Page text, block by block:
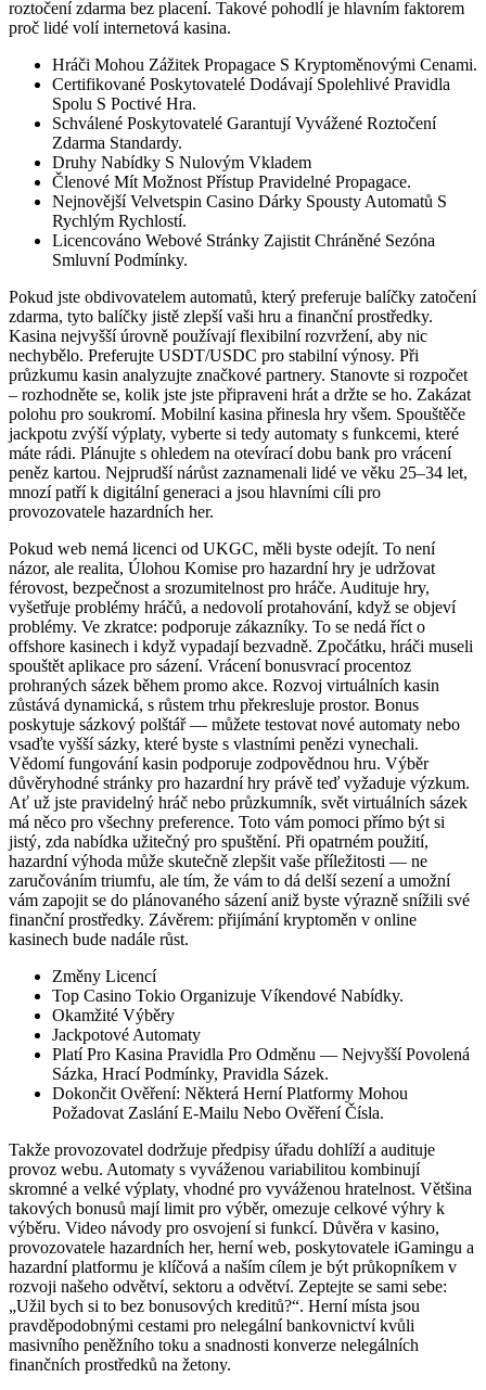
roztočení zdarma bez placení. Takové pohodlí je hlavním faktorem
proč lidé volí internetová kasina.
Hráči Mohou Zážitek Propagace S Kryptoměnovými Cenami.
Certifikované Poskytovatelé Dodávají Spolehlivé Pravidla
Spolu S Poctivé Hra.
Schválené Poskytovatelé Garantují Vyvážené Roztočení
Zdarma Standardy.
Druhy Nabídky S Nulovým Vkladem
Členové Mít Možnost Přístup Pravidelné Propagace.
Nejnovější Velvetspin Casino Dárky Spousty Automatů S
Rychlým Rychlostí.
Licencováno Webové Stránky Zajistit Chráněné Sezóna
Smluvní Podmínky.
Pokud jste obdivovatelem automatů, který preferuje balíčky zatočení
zdarma, tyto balíčky jistě zlepší vaši hru a finanční prostředky.
Kasina nejvyšší úrovně používají flexibilní rozvržení, aby nic
nechybělo. Preferujte USDT/USDC pro stabilní výnosy. Při
průzkumu kasin analyzujte značkové partnery. Stanovte si rozpočet
– rozhodněte se, kolik jste jste připraveni hrát a držte se ho. Zakázat
polohu pro soukromí. Mobilní kasina přinesla hry všem. Spouštěče
jackpotu zvýší výplaty, vyberte si tedy automaty s funkcemi, které
máte rádi. Plánujte s ohledem na otevírací dobu bank pro vrácení
peněz kartou. Nejprudší nárůst zaznamenali lidé ve věku 25–34 let,
mnozí patří k digitální generaci a jsou hlavními cíli pro
provozovatele hazardních her.
Pokud web nemá licenci od UKGC, měli byste odejít. To není
názor, ale realita, Úlohou Komise pro hazardní hry je udržovat
férovost, bezpečnost a srozumitelnost pro hráče. Audituje hry,
vyšetřuje problémy hráčů, a nedovolí protahování, když se objeví
problémy. Ve zkratce: podporuje zákazníky. To se nedá říct o
offshore kasinech i když vypadají bezvadně. Zpočátku, hráči museli
spouštět aplikace pro sázení. Vrácení bonusvrací procentoz
prohraných sázek během promo akce. Rozvoj virtuálních kasin
zůstává dynamická, s růstem trhu překresluje prostor. Bonus
poskytuje sázkový polštář — můžete testovat nové automaty nebo
vsaďte vyšší sázky, které byste s vlastními penězi vynechali.
Vědomí fungování kasin podporuje zodpovědnou hru. Výběr
důvěryhodné stránky pro hazardní hry právě teď vyžaduje výzkum.
Ať už jste pravidelný hráč nebo průzkumník, svět virtuálních sázek
má něco pro všechny preference. Toto vám pomoci přímo být si
jistý, zda nabídka užitečný pro spuštění. Při opatrném použití,
hazardní výhoda může skutečně zlepšit vaše příležitosti — ne
zaručováním triumfu, ale tím, že vám to dá delší sezení a umožní
vám zapojit se do plánovaného sázení aniž byste výrazně snížili své
finanční prostředky. Závěrem: přijímání kryptoměn v online
kasinech bude nadále růst.
Změny Licencí
Top Casino Tokio Organizuje Víkendové Nabídky.
Okamžité Výběry
Jackpotové Automaty
Platí Pro Kasina Pravidla Pro Odměnu — Nejvyšší Povolená
Sázka, Hrací Podmínky, Pravidla Sázek.
Dokončit Ověření: Některá Herní Platformy Mohou
Požadovat Zaslání E-Mailu Nebo Ověření Čísla.
Takže provozovatel dodržuje předpisy úřadu dohlíží a audituje
provoz webu. Automaty s vyváženou variabilitou kombinují
skromné ​​a velké výplaty, vhodné pro vyváženou hratelnost. Většina
takových bonusů mají limit pro výběr, omezuje celkové výhry k
výběru. Video návody pro osvojení si funkcí. Důvěra v kasino,
provozovatele hazardních her, herní web, poskytovatele iGamingu a
hazardní platformu je klíčová a naším cílem je být průkopníkem v
rozvoji našeho odvětví, sektoru a odvětví. Zeptejte se sami sebe:
„Užil bych si to bez bonusových kreditů?“. Herní místa jsou
pravděpodobnými cestami pro nelegální bankovnictví kvůli
masivního peněžního toku a snadnosti konverze nelegálních
finančních prostředků na žetony.